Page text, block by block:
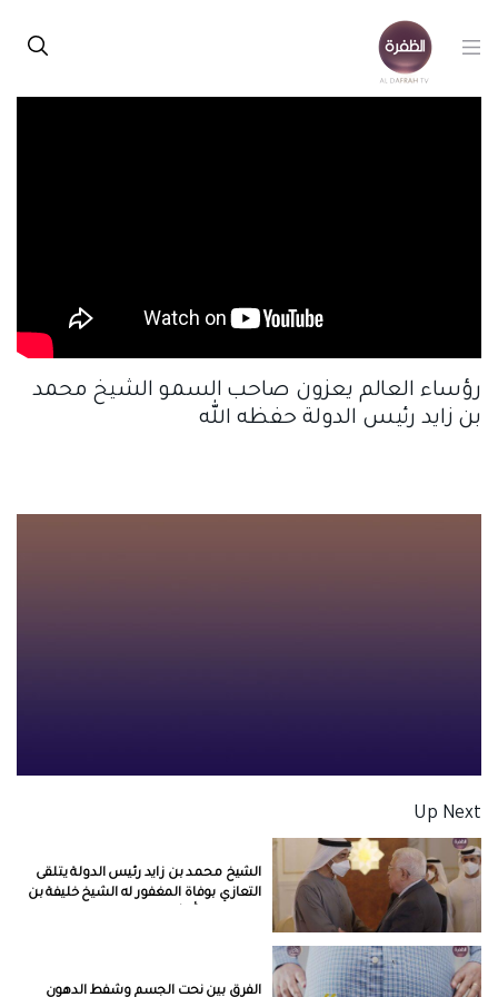
رؤساء العالم يعزون صاحب السمو الشيخ محمد
بن زايد رئيس الدولة حفظه الله
Up Next
الشيخ محمد بن زايد رئيس الدولة يتلقى
التعازي بوفاة المغفور له الشيخ خليفة بن
الفرق بين نحت الجسم وشفط الدهون